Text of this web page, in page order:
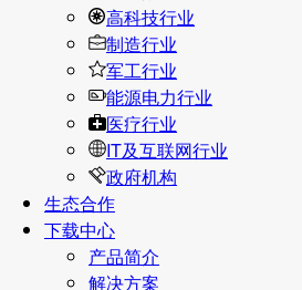
高科技行业
制造行业
军工行业
能源电力行业
医疗行业
IT及互联网行业
政府机构
生态合作
下载中心
产品简介
解决方案